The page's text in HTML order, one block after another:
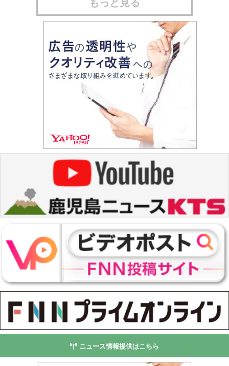
ニュース情報提供はこちら